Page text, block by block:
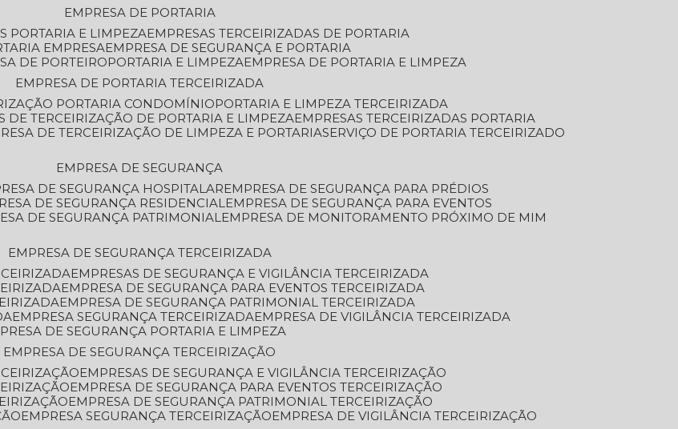
EMPRESA DE PORTARIA
PORTARIA E LIMPEZA
EMPRESAS TERCEIRIZADAS DE PORTARIA
EMPRESA
EMPRESA DE SEGURANÇA E PORTARIA
DE PORTEIRO PORTARIA E LIMPEZA
EMPRESA DE PORTARIA E LIMPEZA
EMPRESA DE PORTARIA TERCEIRIZADA
PORTARIA CONDOMÍNIO
PORTARIA E LIMPEZA TERCEIRIZADA
DE TERCEIRIZAÇÃO DE PORTARIA E LIMPEZA
EMPRESAS TERCEIRIZADAS PORTARIA
DE TERCEIRIZAÇÃO DE LIMPEZA E PORTARIA SERVIÇO DE PORTARIA TERCEIRIZADO
EMPRESA DE SEGURANÇA
DE SEGURANÇA HOSPITALAR
EMPRESA DE SEGURANÇA PARA PRÉDIOS
DE SEGURANÇA RESIDENCIAL
EMPRESA DE SEGURANÇA PARA EVENTOS
DE SEGURANÇA PATRIMONIAL
EMPRESA DE MONITORAMENTO PRÓXIMO DE MIM
EMPRESA DE SEGURANÇA TERCEIRIZADA
EMPRESAS DE SEGURANÇA E VIGILÂNCIA TERCEIRIZADA
EMPRESA DE SEGURANÇA PARA EVENTOS TERCEIRIZADA
EMPRESA DE SEGURANÇA PATRIMONIAL TERCEIRIZADA
EMPRESA SEGURANÇA TERCEIRIZADA
EMPRESA DE VIGILÂNCIA TERCEIRIZADA
DE SEGURANÇA PORTARIA E LIMPEZA
EMPRESA DE SEGURANÇA TERCEIRIZAÇÃO
EMPRESAS DE SEGURANÇA E VIGILÂNCIA TERCEIRIZAÇÃO
EMPRESA DE SEGURANÇA PARA EVENTOS TERCEIRIZAÇÃO
EMPRESA DE SEGURANÇA PATRIMONIAL TERCEIRIZAÇÃO
EMPRESA SEGURANÇA TERCEIRIZAÇÃO
EMPRESA DE VIGILÂNCIA TERCEIRIZAÇÃO